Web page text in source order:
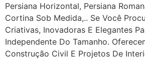
Persiana Horizontal, Persiana
Cortina Sob Medida,.. Se Você
Criativas, Inovadoras E Elegantes
Independente Do Tamanho.
Construção Civil E Projetos De